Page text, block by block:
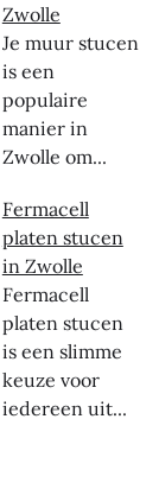
Zwolle
Je muur stucen
is een
populaire
manier in
Zwolle om...
Fermacell
platen stucen
in Zwolle
Fermacell
platen stucen
is een slimme
keuze voor
iedereen uit...